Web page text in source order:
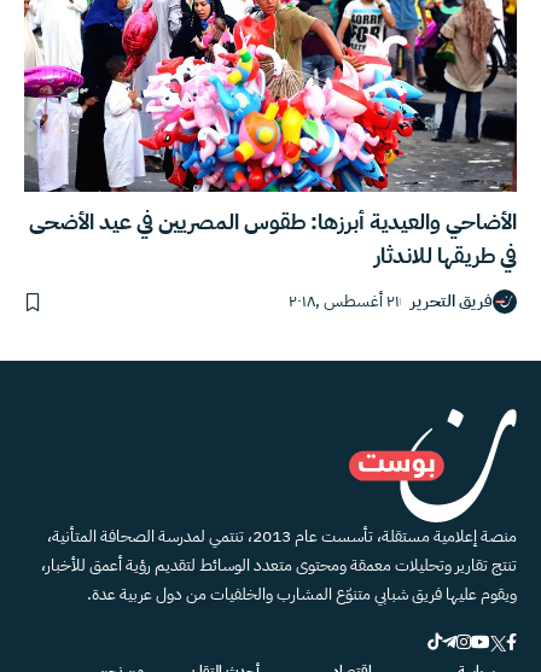
الأضاحي والعيدية أبرزها: طقوس المصريين في عيد الأضحى
في طريقها للاندثار
فريق التحرير ٢١ أغسطس ,٢٠١٨
منصة إعلامية مستقلة، تأسست عام 2013، تنتمي لمدرسة الصحافة المتأنية،
تنتج تقارير وتحليلات معمقة ومحتوى متعدد الوسائط لتقديم رؤية أعمق للأخبار،
ويقوم عليها فريق شبابي متنوّع المشارب والخلفيات من دول عربية عدة.